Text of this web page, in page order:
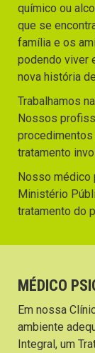
químico ou
que se
família e os
podendo viver
nova história
Trabalhamos
Nossos
procedimentos
tratamento
Nosso médico
Ministério
tratamento do
MÉDICO
Em nossa
ambiente
Integral, um